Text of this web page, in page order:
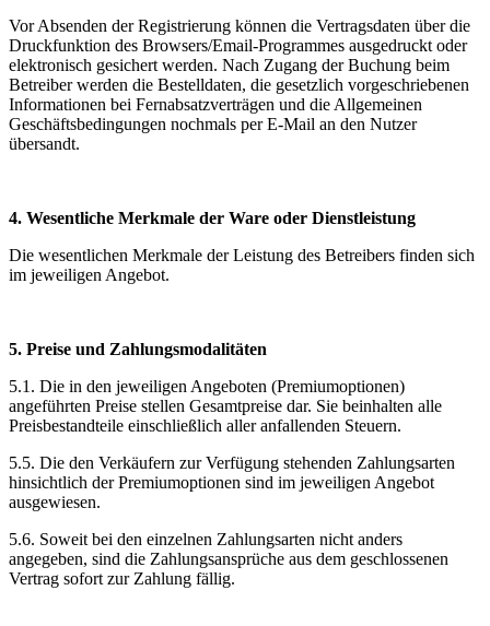
Vor Absenden der Registrierung können die Vertragsdaten über die
Druckfunktion des Browsers/Email-Programmes ausgedruckt oder
elektronisch gesichert werden. Nach Zugang der Buchung beim
Betreiber werden die Bestelldaten, die gesetzlich vorgeschriebenen
Informationen bei Fernabsatzverträgen und die Allgemeinen
Geschäftsbedingungen nochmals per E-Mail an den Nutzer
übersandt.
4. Wesentliche Merkmale der Ware oder Dienstleistung
Die wesentlichen Merkmale der Leistung des Betreibers finden sich
im jeweiligen Angebot.
5. Preise und Zahlungsmodalitäten
5.1. Die in den jeweiligen Angeboten (Premiumoptionen)
angeführten Preise stellen Gesamtpreise dar. Sie beinhalten alle
Preisbestandteile einschließlich aller anfallenden Steuern.
5.5. Die den Verkäufern zur Verfügung stehenden Zahlungsarten
hinsichtlich der Premiumoptionen sind im jeweiligen Angebot
ausgewiesen.
5.6. Soweit bei den einzelnen Zahlungsarten nicht anders
angegeben, sind die Zahlungsansprüche aus dem geschlossenen
Vertrag sofort zur Zahlung fällig.